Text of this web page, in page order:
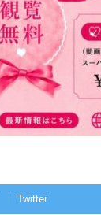
Twitter